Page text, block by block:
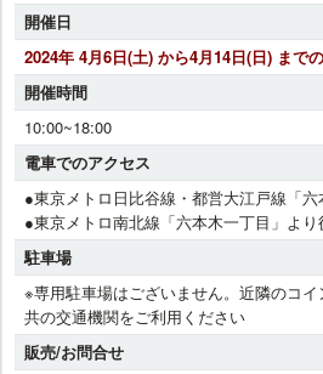
開催日
2024年 4月6日(土) から4月14日(日) まで
開催時間
10:00~18:00
電車でのアクセス
●東京メトロ日比谷線・都営大江戸線「
●東京メトロ南北線「六本木一丁目」より
駐車場
※専用駐車場はございません。近隣のコ
共の交通機関をご利用ください
販売/お問合せ